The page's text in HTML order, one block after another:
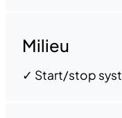
Milieu
✓ Start/stop